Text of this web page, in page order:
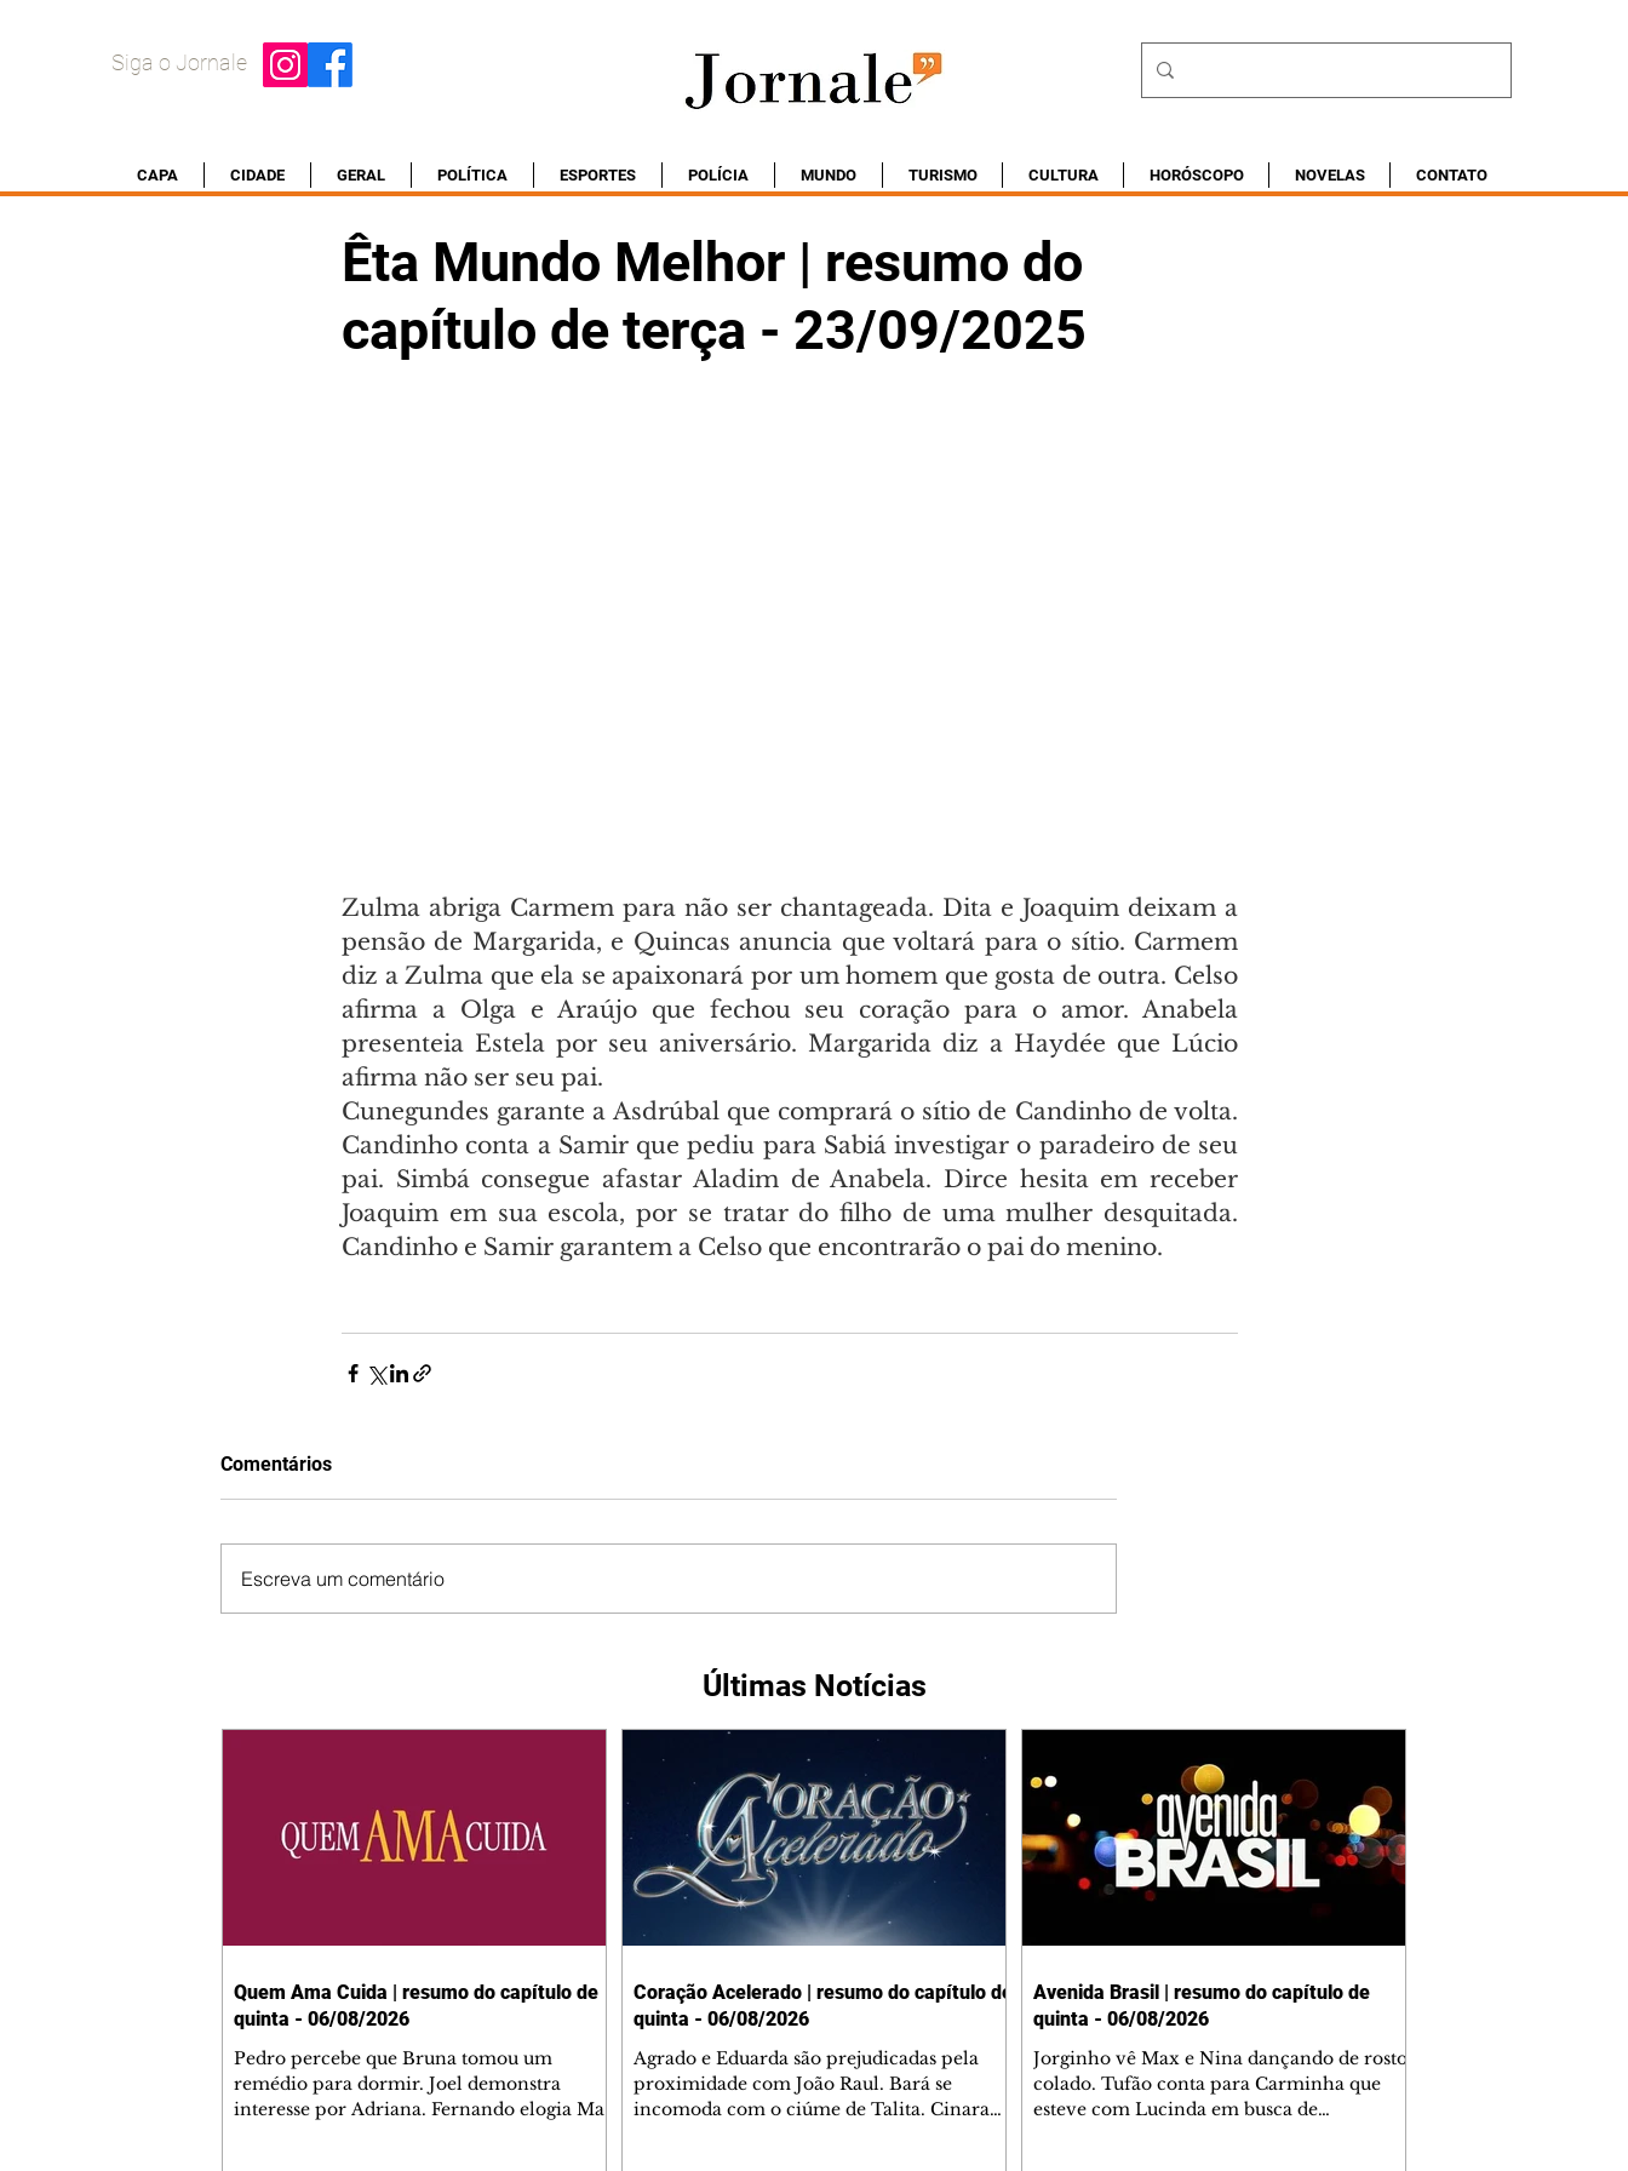
Siga o Jornale
CAPA CIDADE GERAL POLÍTICA ESPORTES POLÍCIA MUNDO TURISMO CULTURA HORÓSCOPO NOVELAS CONTATO
Êta Mundo Melhor | resumo do
capítulo de terça - 23/09/2025
Zulma abriga Carmem para não ser chantageada. Dita e Joaquim deixam a
pensão de Margarida, e Quincas anuncia que voltará para o sítio. Carmem
diz a Zulma que ela se apaixonará por um homem que gosta de outra. Celso
afirma a Olga e Araújo que fechou seu coração para o amor. Anabela
presenteia Estela por seu aniversário. Margarida diz a Haydée que Lúcio
afirma não ser seu pai.
Cunegundes garante a Asdrúbal que comprará o sítio de Candinho de volta.
Candinho conta a Samir que pediu para Sabiá investigar o paradeiro de seu
pai. Simbá consegue afastar Aladim de Anabela. Dirce hesita em receber
Joaquim em sua escola, por se tratar do filho de uma mulher desquitada.
Candinho e Samir garantem a Celso que encontrarão o pai do menino.
Comentários
Escreva um comentário
Últimas Notícias
Quem Ama Cuida | resumo do capítulo de
quinta - 06/08/2026
Pedro percebe que Bruna tomou um
remédio para dormir. Joel demonstra
interesse por Adriana. Fernando elogia Mau
Coração Acelerado | resumo do capítulo de
quinta - 06/08/2026
Agrado e Eduarda são prejudicadas pela
proximidade com João Raul. Bará se
incomoda com o ciúme de Talita. Cinara
Avenida Brasil | resumo do capítulo de
quinta - 06/08/2026
Jorginho vê Max e Nina dançando de rosto
colado. Tufão conta para Carminha que
esteve com Lucinda em busca de